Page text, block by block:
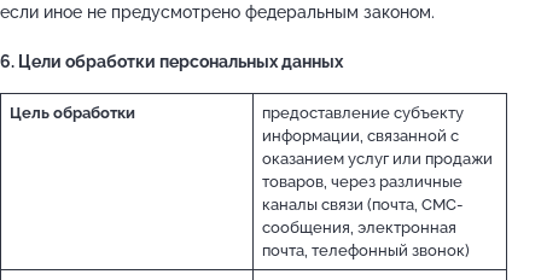
если иное не предусмотрено федеральным законом.
6. Цели обработки персональных данных
Цель обработки
предоставление субъекту
информации, связанной c
оказанием услуг или продажи
товаров, через различные
каналы связи (почта, СМС-
сообщения, электронная
почта, телефонный звонок)